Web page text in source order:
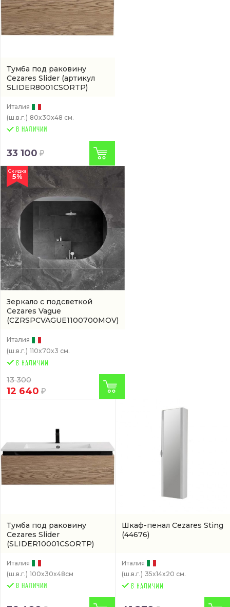
Тумба под раковину
Cezares Slider (артикул
SLIDER8001CSORTP)
Италия
(ш.в.г.) 80x30x48 см.
В НАЛИЧИИ
33 100
Зеркало с подсветкой
Cezares Vague
(CZRSPCVAGUE1100700MOV)
Скидка
5%
Италия
(ш.в.г.) 110x70x3 см.
13 300
12 640
Тумба под раковину
Cezares Slider
(SLIDER10001CSORTP)
Италия
(ш.в.г.) 100x30x48см
В НАЛИЧИИ
Шкаф-пенал Cezares Sting
(44676)
Италия
(ш.в.г.) 35x14x20 см.